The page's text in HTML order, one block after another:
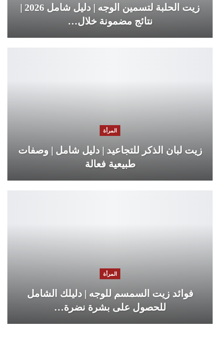
زيت الحلبة لتسمين الوجه | دليل شامل 2026 |
نتائج مضمونة خلال…
المرأة
زيت لبان الذكر للتجاعيد | دليل شامل | وصفات
طبيعية فعالة
المرأة
فوائد زيت السمسم للوجه | دليلك الشامل
للحصول على بشرة نضرة…